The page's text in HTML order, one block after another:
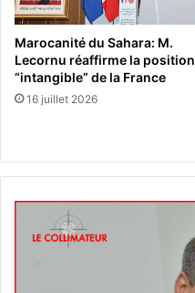
Marocanité du Sahara: M.
Lecornu réaffirme la position
“intangible” de la France
16 juillet 2026